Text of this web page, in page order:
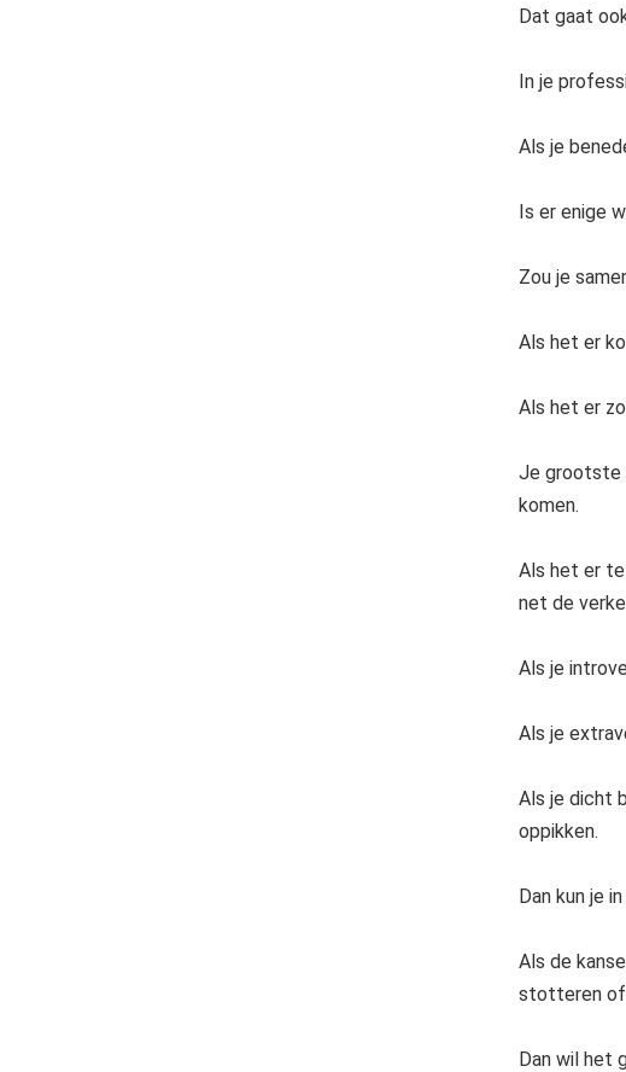
Dat gaat
In je
Als je
Is er enige
Zou je
Als het er
Als het er
Je grootste
komen.
Als het er te
net de
Als je
Als je
Als je dicht
oppikken.
Dan kun je
Als de
stotteren of
Dan wil het